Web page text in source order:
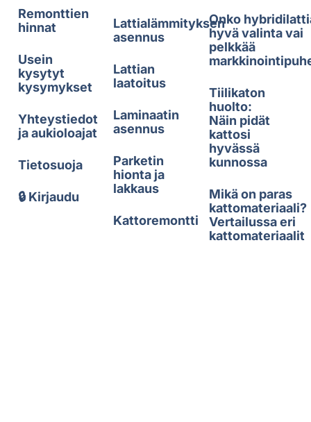
Remonttien
hinnat
Usein
kysytyt
kysymykset
Yhteystiedot
ja aukioloajat
Tietosuoja
🔒 Kirjaudu
Lattialämmityksen
asennus
Lattian
laatoitus
Laminaatin
asennus
Parketin
hionta ja
lakkaus
Kattoremontti
Onko
hyvä valinta vai
pelkkää
Tiilikaton
huolto:
Näin pidät
kattosi
hyvässä
kunnossa
Mikä on paras
kattomateriaali?
Vertailussa eri
kattomateriaalit